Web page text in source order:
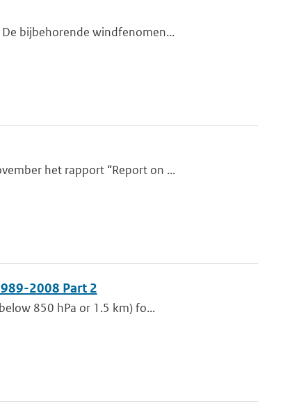
bijbehorende windfenomen...
het rapport “Report on ...
2008 Part 2
850 hPa or 1.5 km) fo...